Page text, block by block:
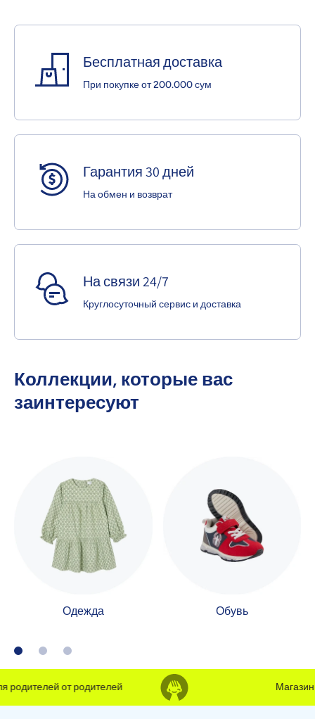
Бесплатная доставка
При покупке от 200.000 сум
Гарантия 30 дней
На обмен и возврат
На связи 24/7
Круглосуточный сервис и доставка
Коллекции, которые вас
заинтересуют
Одежда Обувь
от родителей Магазин